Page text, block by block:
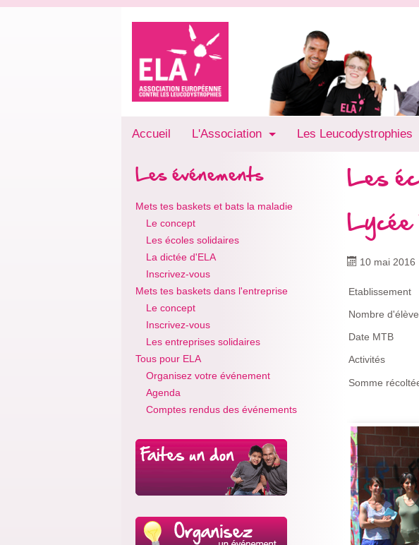
Accueil L'Association Les Leucodystrophies
Les événements
Mets tes baskets et bats la maladie
Le concept
Les écoles solidaires
La dictée d'ELA
Inscrivez-vous
Mets tes baskets dans l'entreprise
Le concept
Inscrivez-vous
Les entreprises solidaires
Tous pour ELA
Organisez votre événement
Agenda
Comptes rendus des événements
Les
10 mai 2016
Etablissement
Nombre
Date MTB
Activités
Somme